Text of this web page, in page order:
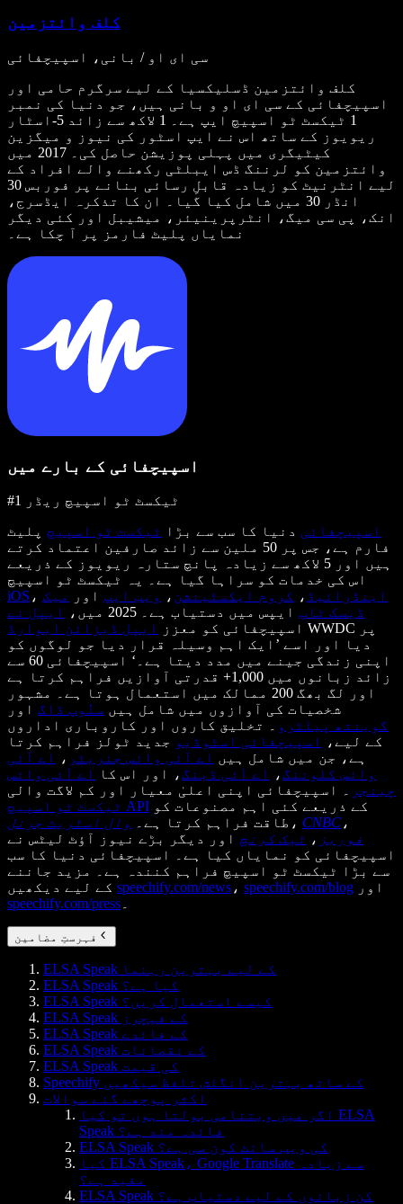
کلف وائتزمین
سی ای او / بانی، اسپیچفائی
کلف وائتزمین ڈسلیکسیا کے لیے سرگرم حامی اور
اسپیچفائی کے سی ای او و بانی ہیں، جو دنیا کی نمبر
1 ٹیکسٹ ٹو اسپیچ ایپ ہے۔ 1 لاکھ سے زائد 5-اسٹار
ریویوز کے ساتھ اس نے ایپ اسٹور کی نیوز و میگزین
کیٹیگری میں پہلی پوزیشن حاصل کی۔ 2017 میں
وائتزمین کو لرننگ ڈس ایبلٹی رکھنے والے افراد کے
لیے انٹرنیٹ کو زیادہ قابلِ رسائی بنانے پر فوربس 30
انڈر 30 میں شامل کیا گیا۔ ان کا تذکرہ ایڈسرج،
انک، پی سی میگ، انٹرپرینیئر، میشیبل اور کئی دیگر
نمایاں پلیٹ فارمز پر آ چکا ہے۔
اسپیچفائی کے بارے میں
#1 ٹیکسٹ ٹو اسپیچ ریڈر
اسپیچفائی دنیا کا سب سے بڑا ٹیکسٹ ٹو اسپیچ پلیٹ
فارم ہے، جس پر 50 ملین سے زائد صارفین اعتماد کرتے
ہیں اور 5 لاکھ سے زیادہ پانچ ستارہ ریویوز کے ذریعے
اس کی خدمات کو سراہا گیا ہے۔ یہ ٹیکسٹ ٹو اسپیچ
iOS ، اینڈرائیڈ ، کروم ایکسٹینشن ، ویب ایپ اور
میک
ڈیسک ٹاپ ایپس میں دستیاب ہے۔ 2025 میں،
ایپل نے
اسپیچفائی کو معزز
ایپل ڈیزائن ایوارڈ
WWDC پر
دیا اور اسے ’ایک اہم وسیلہ قرار دیا جو لوگوں کو
اپنی زندگی جینے میں مدد دیتا ہے۔‘ اسپیچفائی 60 سے
زائد زبانوں میں 1,000+ قدرتی آوازیں فراہم کرتا ہے
اور لگ بھگ 200 ممالک میں استعمال ہوتا ہے۔ مشہور
شخصیات کی آوازوں میں شامل ہیں سنُوپ ڈاگ اور
گوینتھ پیلٹرو
۔ تخلیق کاروں اور کاروباری اداروں
کے لیے،
اسپیچفائی اسٹوڈیو جدید ٹولز فراہم کرتا
ہے، جن میں شامل ہیں اے آئی وائس جنریٹر ،
اے آئی
وائس کلوننگ، اے آئی ڈبنگ، اور اس کا
اے آئی وائس
چینجر
۔ اسپیچفائی اپنی اعلیٰ معیار اور کم لاگت والی
ٹیکسٹ ٹو اسپیچ API
طاقت فراہم کرتا ہے۔
وال اسٹریٹ جرنل ، CNBC ،
فوربز ، ٹیک کرنچ اور دیگر بڑے نیوز آؤٹ لیٹس نے
اسپیچفائی کو نمایاں کیا ہے۔ اسپیچفائی دنیا کا سب
سے بڑا ٹیکسٹ ٹو اسپیچ فراہم کنندہ ہے۔ مزید جاننے
speechify.com/news ، speechify.com/blog اور
speechify.com/press
فہرستِ مضامین
ELSA Speak کے لیے بہترین رہنما
ELSA Speak کیا ہے؟
ELSA Speak کیسے استعمال کریں؟
ELSA Speak کے فیچرز
ELSA Speak کے فائدے
ELSA Speak کے نقصانات
ELSA Speak کی قیمت
Speechify کے ساتھ بہترین انگلش تلفظ سیکھیں
اکثر پوچھے گئے سوالات
اگر میں ویتنامی بولتا ہوں تو کیا ELSA
Speak فائدہ مند ہے؟
ELSA Speak کی ویب سائٹ کون سی ہے؟
کیا ELSA Speak، Google Translate سے زیادہ
مفید ہے؟
ELSA Speak کن زبانوں کے لیے دستیاب ہے؟